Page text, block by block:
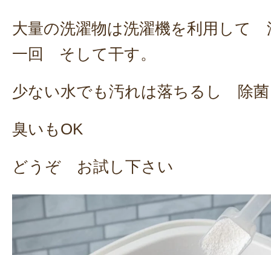
大量の洗濯物は洗濯機を利用して
一回 そして干す。
少ない水でも汚れは落ちるし 除
臭いもOK
どうぞ お試し下さい